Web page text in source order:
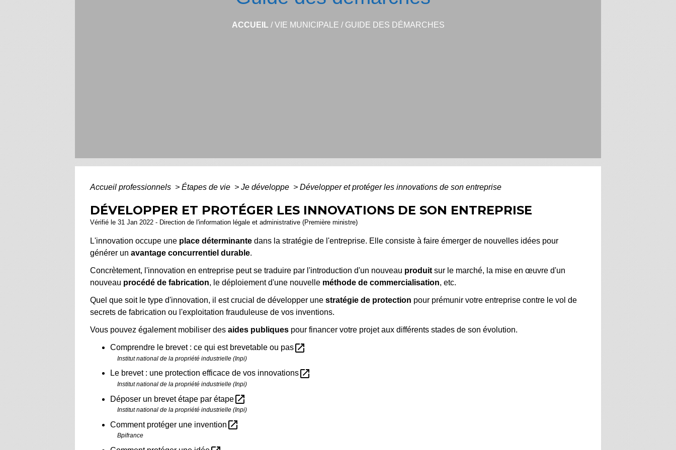
ACCUEIL /VIE MUNICIPALE / GUIDE DES DÉMARCHES
Accueil professionnels > Étapes de vie > Je développe > Développer et protéger les innovations de son entreprise
DÉVELOPPER ET PROTÉGER LES INNOVATIONS DE SON ENTREPRISE
Vérifié le 31 Jan 2022 - Direction de l'information légale et administrative (Première ministre)
L'innovation occupe une place déterminante dans la stratégie de l'entreprise. Elle consiste à faire émerger de nouvelles idées pour
générer unavantage concurrentiel durable.
Concrètement, l'innovation en entreprise peut se traduire par l'introduction d'un nouveau produit sur le marché, la mise en œuvre d'un
nouveau procédé de fabrication, le déploiement d'une nouvelle méthode de commercialisation, etc.
Quel que soit le type d'innovation, il est crucial de développer unestratégie de protection pour prémunir votre entreprise contre le vol de
secrets de fabrication ou l'exploitation frauduleuse de vos inventions.
Vous pouvez également mobiliser desaides publiques pour financer votre projet aux différents stades de son évolution.
Comprendre le brevet : ce qui est brevetable ou pasopen_in_new
Institut national de la propriété industrielle (Inpi)
Le brevet : une protection efficace de vos innovationsopen_in_new
Institut national de la propriété industrielle (Inpi)
Déposer un brevet étape par étapeopen_in_new
Institut national de la propriété industrielle (Inpi)
Comment protéger une invention open_in_new
Bpifrance